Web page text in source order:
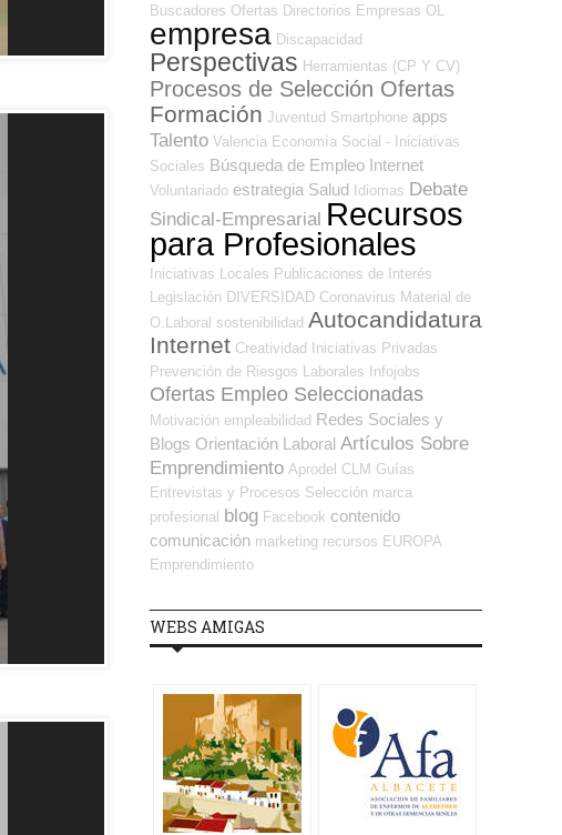
Buscadores Ofertas Directorios Empresas OL
empresa Discapacidad
Perspectivas Herramientas (CP Y CV)
Procesos de Selección Ofertas
Formación Juventud Smartphone apps
Talento Valencia Economía Social - Iniciativas
Sociales Búsqueda de Empleo Internet
Voluntariado estrategia Salud Idiomas Debate
Sindical-Empresarial Recursos
para Profesionales
Iniciativas Locales Publicaciones de Interés
Legislación DIVERSIDAD Coronavirus Material de
O.Laboral sostenibilidad Autocandidatura
Internet Creatividad
Iniciativas Privadas
Prevención de Riesgos Laborales
Infojobs
Ofertas Empleo Seleccionadas
Motivación empleabilidad Redes Sociales y
Blogs Orientación Laboral Artículos Sobre
Emprendimiento Aprodel CLM Guías
Entrevistas y Procesos Selección marca
profesional blog Facebook contenido
comunicación marketing recursos EUROPA
Emprendimiento
WEBS AMIGAS